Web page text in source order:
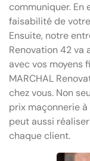
communiquer. En
faisabilité de
Ensuite, notre
Renovation 42 va
avec vos moyens
MARCHAL
chez vous. Non
prix maçonnerie
peut aussi
chaque client.